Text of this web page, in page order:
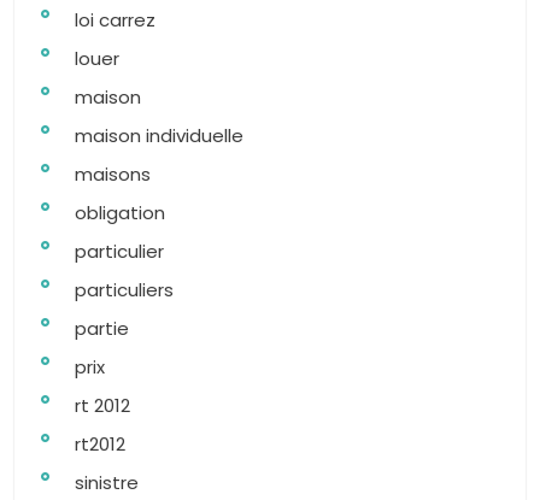
loi carrez
louer
maison
maison individuelle
maisons
obligation
particulier
particuliers
partie
prix
rt 2012
rt2012
sinistre